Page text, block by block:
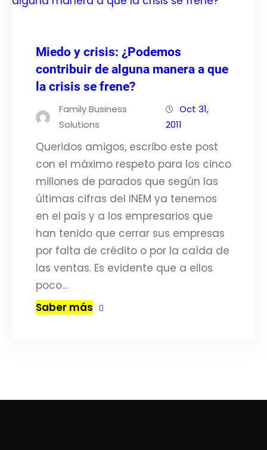
Miedo y crisis: ¿Podemos
contribuir de alguna manera a que
la crisis se frene?
Family Business
Solutions
Oct 31,
2011
Queridos amigos, escribo este post
con el máximo respeto para los cinco
millones de parados que según las
últimas cifras del INEM ya tenemos
en el país y a los empresarios que
han tenido que cerrar sus empresas
por falta de crédito o por la caída de
las ventas. Es evidente que a ellos
poco…
Saber más